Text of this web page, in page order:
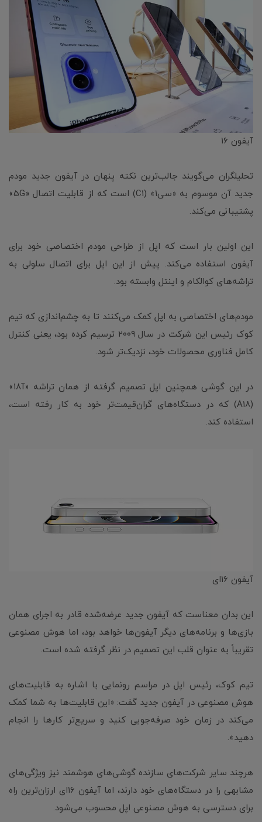
آیفون ۱۶
تحلیلگران می‌گویند جالب‌ترین نکته پنهان در آیفون جدید مودم
جدید آن موسوم به «سی۱» (C1) است که از قابلیت اتصال «5G»
پشتیبانی می‌کند.
این اولین بار است که اپل از طراحی مودم اختصاصی خود برای
آیفون استفاده می‌کند. پیش از این اپل برای اتصال سلولی به
تراشه‌های کوالکام و اینتل وابسته بود.
مودم‌های اختصاصی به اپل کمک می‌کنند تا به چشم‌اندازی که تیم
کوک رئیس این شرکت در سال ۲۰۰۹ ترسیم کرده بود، یعنی کنترل
کامل فناوری محصولات خود، نزدیک‌تر شود.
در این گوشی همچنین اپل تصمیم گرفته از همان تراشه «آ۱۸»
(A18) که در دستگاه‌های گران‌قیمت‌تر خود به کار رفته است،
استفاده کند.
آیفون ۱۶ای
این بدان معناست که آیفون جدید عرضه‌شده قادر به اجرای همان
بازی‌ها و برنامه‌های دیگر آیفون‌ها خواهد بود، اما هوش مصنوعی
تقریباً به عنوان قلب این تصمیم در نظر گرفته شده است.
تیم کوک، رئیس اپل در مراسم رونمایی با اشاره به قابلیت‌های
هوش مصنوعی در آیفون جدید گفت: «این قابلیت‌ها به شما کمک
می‌کند در زمان خود صرفه‌جویی کنید و سریع‌تر کارها را انجام
دهید».
هرچند سایر شرکت‌های سازنده گوشی‌های هوشمند نیز ویژگی‌های
مشابهی را در دستگاه‌های خود دارند، اما آیفون ۱۶ای ارزان‌ترین راه
برای دسترسی به هوش مصنوعی اپل محسوب می‌شود.